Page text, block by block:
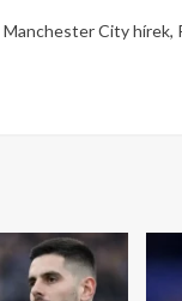
Manchester City hírek,